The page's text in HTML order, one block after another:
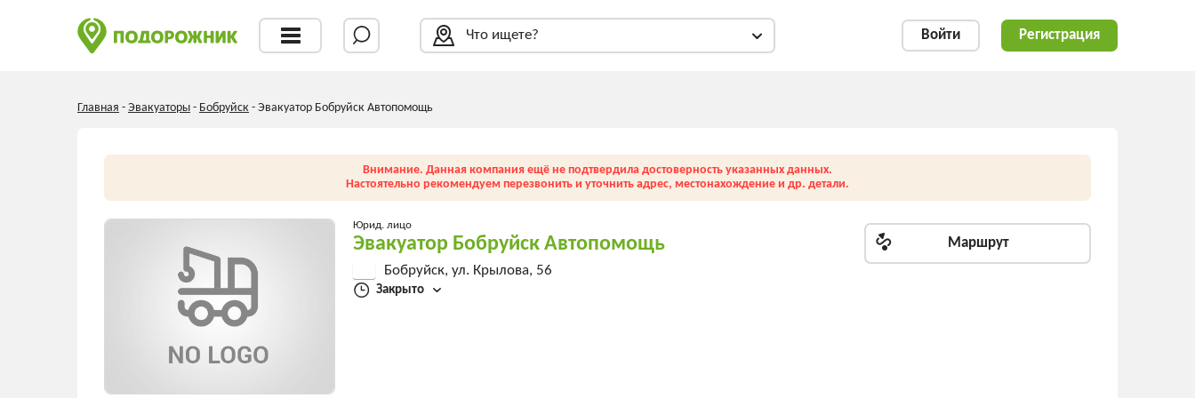
Что ищете? Войти Регистрация
Главная - Эвакуаторы - Бобруйск - Эвакуатор Бобруйск Автопомощь
Внимание. Данная компания ещё не подтвердила достоверность указанных данных.
Настоятельно рекомендуем перезвонить и уточнить адрес, местонахождение и др. детали.
Юрид. лицо
Эвакуатор Бобруйск Автопомощь
Бобруйск, ул. Крылова, 56
Закрыто
Маршрут